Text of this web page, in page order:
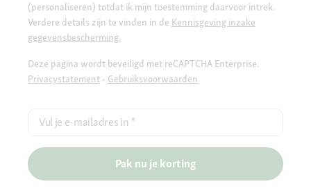
(personaliseren) totdat ik mijn toestemming daarvoor intrek.
Verdere details zijn te vinden in de Kennisgeving inzake
gegevensbescherming.
Deze pagina wordt beveiligd met reCAPTCHA Enterprise.
Privacystatement - Gebruiksvoorwaarden
Vul je e-mailadres in *
Pak nu je korting